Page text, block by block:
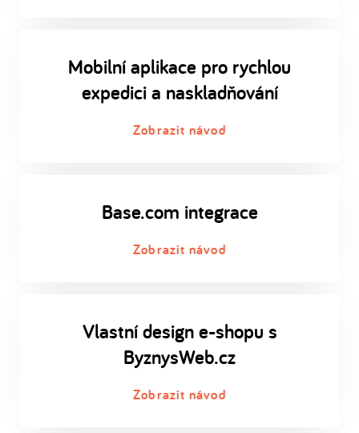
Mobilní aplikace pro rychlou
expedici a naskladňování
Zobrazit návod
Base.com integrace
Zobrazit návod
Vlastní design e-shopu s
ByznysWeb.cz
Zobrazit návod